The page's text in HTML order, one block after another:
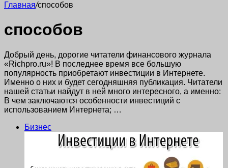
Главная/способов
способов
Добрый день, дорогие читатели финансового журнала
«Richpro.ru»! В последнее время все большую
популярность приобретают инвестиции в Интернете.
Именно о них и будет сегодняшняя публикация. Читатели
нашей статьи найдут в ней много интересного, а именно:
В чем заключаются особенности инвестиций с
использованием Интернета; …
Бизнес